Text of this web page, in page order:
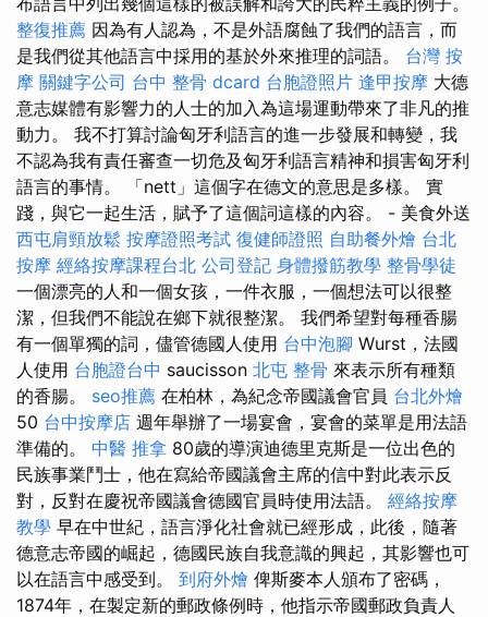
整復推薦 因為有人認為，不是外語腐蝕了我們的語言，而
是我們從其他語言中採用的基於外來推理的詞語。 台灣 按
摩 關鍵字公司 台中 整骨 dcard 台胞證照片 逢甲按摩 大德
意志媒體有影響力的人士的加入為這場運動帶來了非凡的推
動力。 我不打算討論匈牙利語言的進一步發展和轉變，我
不認為我有責任審查一切危及匈牙利語言精神和損害匈牙利
語言的事情。 「nett」這個字在德文的意思是多樣。 實
踐，與它一起生活，賦予了這個詞這樣的內容。 - 美食外送
西屯肩頸放鬆 按摩證照考試 復健師證照 自助餐外燴 台北
按摩 經絡按摩課程台北 公司登記 身體撥筋教學 整骨學徒
一個漂亮的人和一個女孩，一件衣服，一個想法可以很整
潔，但我們不能說在鄉下就很整潔。 我們希望對每種香腸
有一個單獨的詞，儘管德國人使用 台中泡腳 Wurst，法國
人使用 台胞證台中 saucisson 北屯 整骨 來表示所有種類
的香腸。 seo推薦 在柏林，為紀念帝國議會官員 台北外燴
50 台中按摩店 週年舉辦了一場宴會，宴會的菜單是用法語
準備的。 中醫 推拿 80歲的導演迪德里克斯是一位出色的
民族事業鬥士，他在寫給帝國議會主席的信中對此表示反
對，反對在慶祝帝國議會德國官員時使用法語。 經絡按摩
教學 早在中世紀，語言淨化社會就已經形成，此後，隨著
德意志帝國的崛起，德國民族自我意識的興起，其影響也可
以在語言中感受到。 到府外燴 俾斯麥本人頒布了密碼，
1874年，在製定新的郵政條例時，他指示帝國郵政負責人